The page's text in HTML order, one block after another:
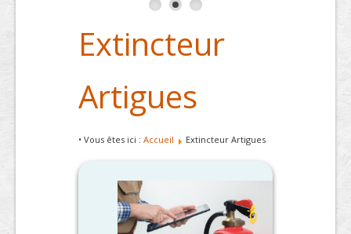
Extincteur
Artigues
• Vous êtes ici : Accueil Extincteur Artigues